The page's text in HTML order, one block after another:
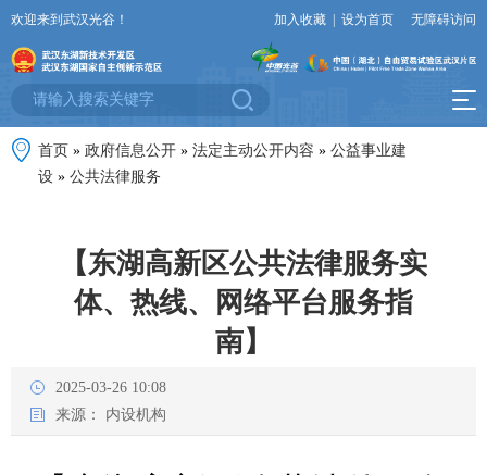
欢迎来到武汉光谷！ 加入收藏 设为首页 无障碍访问
首页 » 政府信息公开 » 法定主动公开内容 » 公益事业建
设 » 公共法律服务
【东湖高新区公共法律服务实
体、热线、网络平台服务指
南】
2025-03-26 10:08
来源： 内设机构